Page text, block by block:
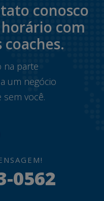
conosco
com
coaches.
na parte
um negócio
você.
0562